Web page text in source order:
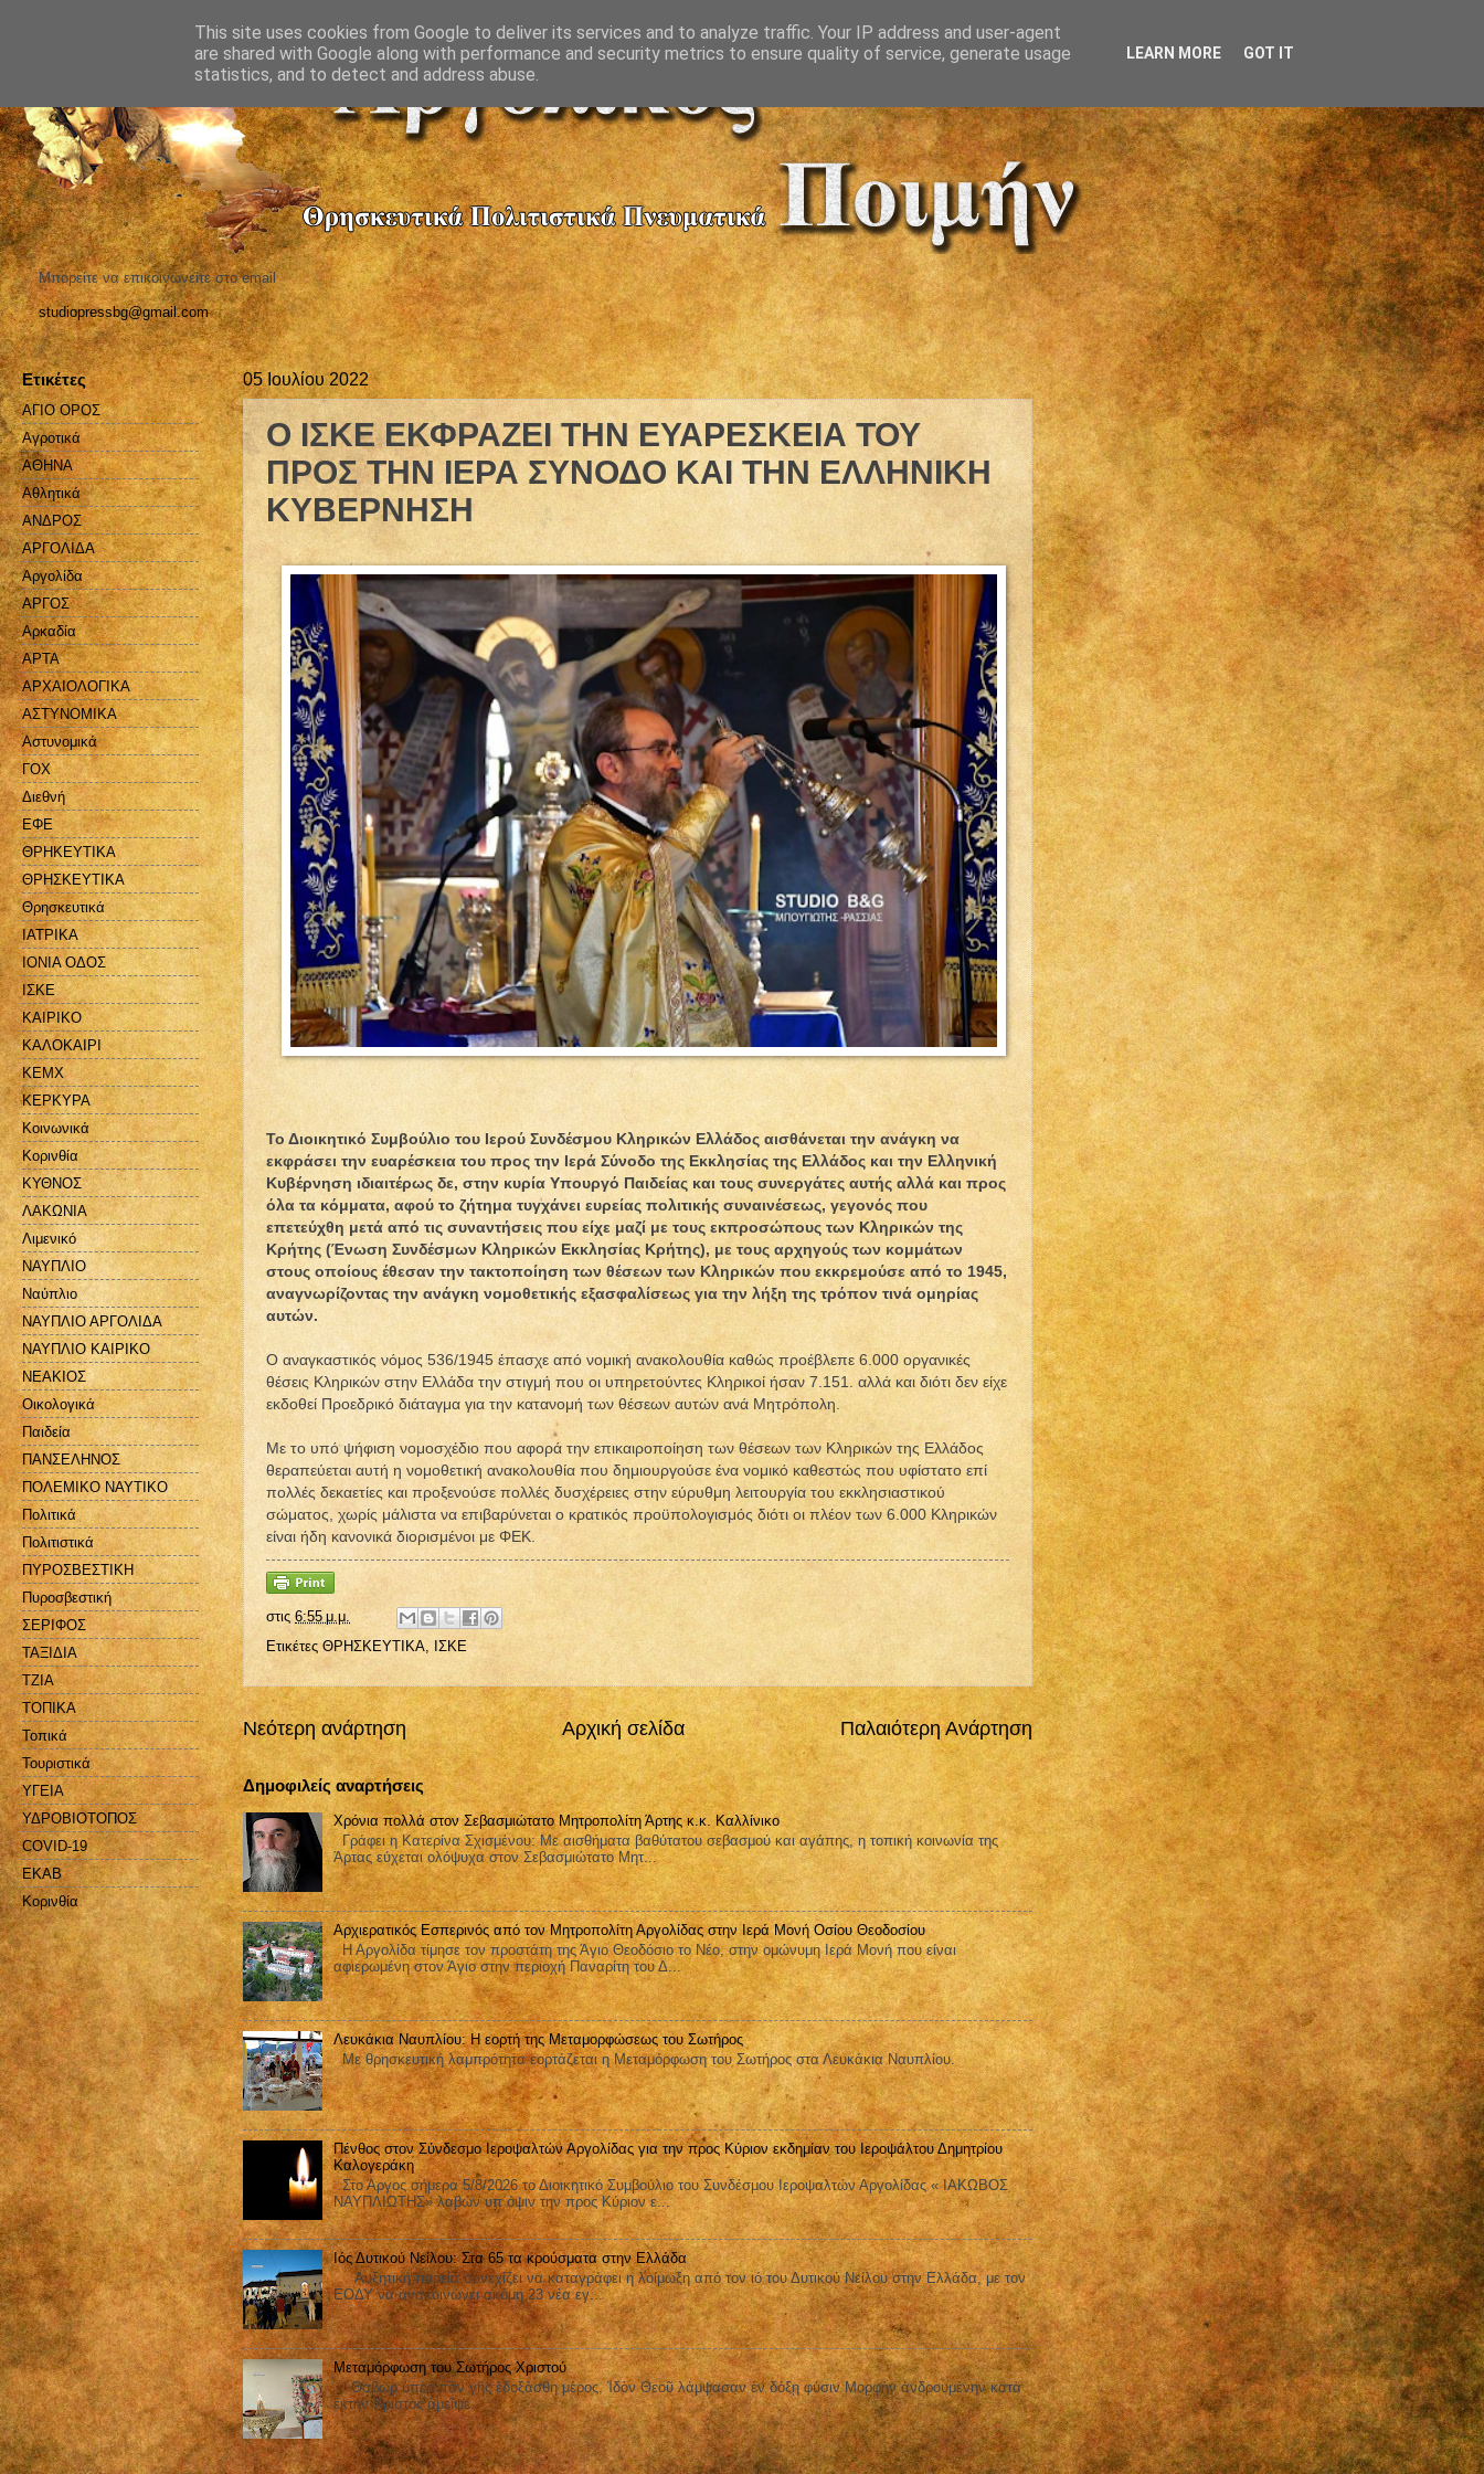
Μπορείτε να επικοινωνείτε στο email
studiopressbg@gmail.com
05 Ιουλίου 2022
Ο ΙΣΚΕ ΕΚΦΡΑΖΕΙ ΤΗΝ ΕΥΑΡΕΣΚΕΙΑ ΤΟΥ
ΠΡΟΣ ΤΗΝ ΙΕΡΑ ΣΥΝΟΔΟ ΚΑΙ ΤΗΝ ΕΛΛΗΝΙΚΗ
ΚΥΒΕΡΝΗΣΗ
Το Διοικητικό Συμβούλιο του Ιερού Συνδέσμου Κληρικών Ελλάδος αισθάνεται την ανάγκη να
εκφράσει την ευαρέσκεια του προς την Ιερά Σύνοδο της Εκκλησίας της Ελλάδος και την Ελληνική
Κυβέρνηση ιδιαιτέρως δε, στην κυρία Υπουργό Παιδείας και τους συνεργάτες αυτής αλλά και προς
όλα τα κόμματα, αφού το ζήτημα τυγχάνει ευρείας πολιτικής συναινέσεως, γεγονός που
επετεύχθη μετά από τις συναντήσεις που είχε μαζί με τους εκπροσώπους των Κληρικών της
Κρήτης (Ένωση Συνδέσμων Κληρικών Εκκλησίας Κρήτης), με τους αρχηγούς των κομμάτων
στους οποίους έθεσαν την τακτοποίηση των θέσεων των Κληρικών που εκκρεμούσε από το 1945,
αναγνωρίζοντας την ανάγκη νομοθετικής εξασφαλίσεως για την λήξη της τρόπον τινά ομηρίας
αυτών.
Ο αναγκαστικός νόμος 536/1945 έπασχε από νομική ανακολουθία καθώς προέβλεπε 6.000 οργανικές
θέσεις Κληρικών στην Ελλάδα την στιγμή που οι υπηρετούντες Κληρικοί ήσαν 7.151. αλλά και διότι δεν είχε
εκδοθεί Προεδρικό διάταγμα για την κατανομή των θέσεων αυτών ανά Μητρόπολη.
Με το υπό ψήφιση νομοσχέδιο που αφορά την επικαιροποίηση των θέσεων των Κληρικών της Ελλάδος
θεραπεύεται αυτή η νομοθετική ανακολουθία που δημιουργούσε ένα νομικό καθεστώς που υφίστατο επί
πολλές δεκαετίες και προξενούσε πολλές δυσχέρειες στην εύρυθμη λειτουργία του εκκλησιαστικού
σώματος, χωρίς μάλιστα να επιβαρύνεται ο κρατικός προϋπολογισμός διότι οι πλέον των 6.000 Κληρικών
είναι ήδη κανονικά διορισμένοι με ΦΕΚ.
στις 6:55 μ.μ.
Ετικέτες ΘΡΗΣΚΕΥΤΙΚΑ ΙΣΚΕ
Νεότερη ανάρτηση Παλαιότερη Ανάρτηση
Αρχική σελίδα
Δημοφιλείς αναρτήσεις
Χρόνια πολλά στον Σεβασμιώτατο Μητροπολίτη Άρτης κ.κ. Καλλίνικο
Γράφει η Κατερίνα Σχισμένου: Με αισθήματα βαθύτατου σεβασμού και αγάπης, η τοπική κοινωνία της
Άρτας εύχεται ολόψυχα στον Σεβασμιώτατο Μητ...
Αρχιερατικός Εσπερινός από τον Μητροπολίτη Αργολίδας στην Ιερά Μονή Οσίου Θεοδοσίου
Η Αργολίδα τίμησε τον προστάτη της Άγιο Θεοδόσιο το Νέο, στην ομώνυμη Ιερά Μονή που είναι
αφιερωμένη στον Άγιο στην περιοχή Παναρίτη του Δ...
Λευκάκια Ναυπλίου: Η εορτή της Μεταμορφώσεως του Σωτήρος
Με θρησκευτική λαμπρότητα εορτάζεται η Μεταμόρφωση του Σωτήρος στα Λευκάκια Ναυπλίου.
Πένθος στον Σύνδεσμο Ιεροψαλτών Αργολίδας για την προς Κύριον εκδημίαν του Ιεροψάλτου Δημητρίου
Καλογεράκη
Στο Άργος σήμερα 5/8/2026 το Διοικητικό Συμβούλιο του Συνδέσμου Ιεροψαλτών Αργολίδας « ΙΑΚΩΒΟΣ
ΝΑΥΠΛΙΩΤΗΣ» λαβών υπ΄όψιν την προς Κύριον ε...
Ιός Δυτικού Νείλου: Στα 65 τα κρούσματα στην Ελλάδα
Αυξητική πορεία συνεχίζει να καταγράφει η λοίμωξη από τον ιό του Δυτικού Νείλου στην Ελλάδα, με τον
ΕΟΔΥ να ανακοινώνει ακόμη 23 νέα εγ...
Μεταμόρφωση του Σωτήρος Χριστού
Θαβὼρ ὑπὲρ πᾶν γῆς ἐδοξάσθη μέρος, Ἰδὸν Θεοῦ λάμψασαν ἐν δόξῃ φύσιν Μορφὴν ἀνδρουμένην κατὰ
ἕκτην Χριστὸς ἀμεῖψε.
Ετικέτες
ΑΓΙΟ ΟΡΟΣ
Αγροτικά
ΑΘΗΝΑ
Αθλητικά
ΑΝΔΡΟΣ
ΑΡΓΟΛΙΔΑ
Αργολίδα
ΑΡΓΟΣ
Αρκαδία
ΑΡΤΑ
ΑΡΧΑΙΟΛΟΓΙΚΑ
ΑΣΤΥΝΟΜΙΚΑ
Αστυνομικά
ΓΟΧ
Διεθνή
ΕΦΕ
ΘΡΗΚΕΥΤΙΚΑ
ΘΡΗΣΚΕΥΤΙΚΑ
Θρησκευτικά
ΙΑΤΡΙΚΑ
ΙΟΝΙΑ ΟΔΟΣ
ΙΣΚΕ
ΚΑΙΡΙΚΟ
ΚΑΛΟΚΑΙΡΙ
ΚΕΜΧ
ΚΕΡΚΥΡΑ
Κοινωνικά
Κορινθία
ΚΥΘΝΟΣ
ΛΑΚΩΝΙΑ
Λιμενικό
ΝΑΥΠΛΙΟ
Ναύπλιο
ΝΑΥΠΛΙΟ ΑΡΓΟΛΙΔΑ
ΝΑΥΠΛΙΟ ΚΑΙΡΙΚΟ
ΝΕΑΚΙΟΣ
Οικολογικά
Παιδεία
ΠΑΝΣΕΛΗΝΟΣ
ΠΟΛΕΜΙΚΟ ΝΑΥΤΙΚΟ
Πολιτικά
Πολιτιστικά
ΠΥΡΟΣΒΕΣΤΙΚΗ
Πυροσβεστική
ΣΕΡΙΦΟΣ
ΤΑΞΙΔΙΑ
ΤΖΙΑ
ΤΟΠΙΚΑ
Τοπικά
Τουριστικά
ΥΓΕΙΑ
ΥΔΡΟΒΙΟΤΟΠΟΣ
COVID-19
EKAB
Kορινθία
This site uses cookies from Google to deliver its services and to analyze traffic. Your IP address and user-agent
are shared with Google along with performance and security metrics to ensure quality of service, generate usage
statistics, and to detect and address abuse.
LEARN MORE GOT IT